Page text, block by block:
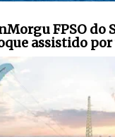
FPSO do
assistido